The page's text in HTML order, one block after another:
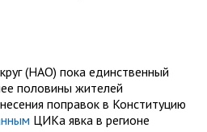
(НАО) пока единственный
половины жителей
поправок в Конституцию
ЦИКа явка в регионе